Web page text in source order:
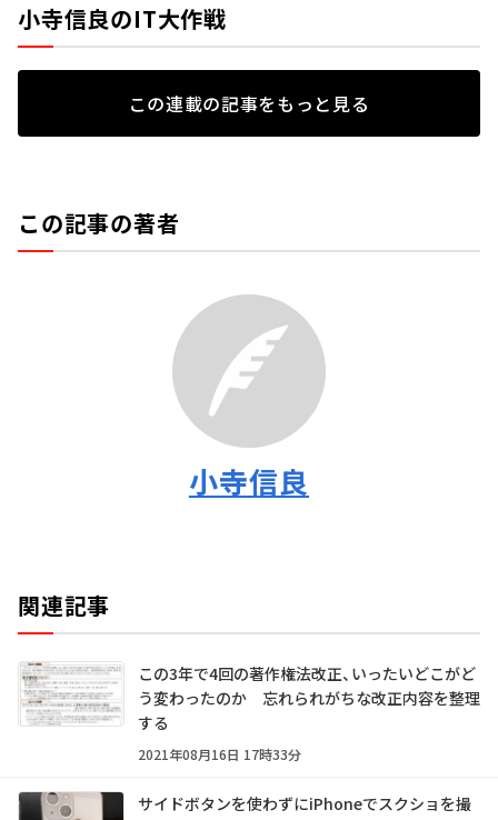
小寺信良のIT大作戦
この連載の記事をもっと見る
この記事の著者
小寺信良
関連記事
この3年で4回の著作権法改正、いったいどこがど
う変わったのか 忘れられがちな改正内容を整理
する
2021年08月16日 17時33分
サイドボタンを使わずにiPhoneでスクショを撮